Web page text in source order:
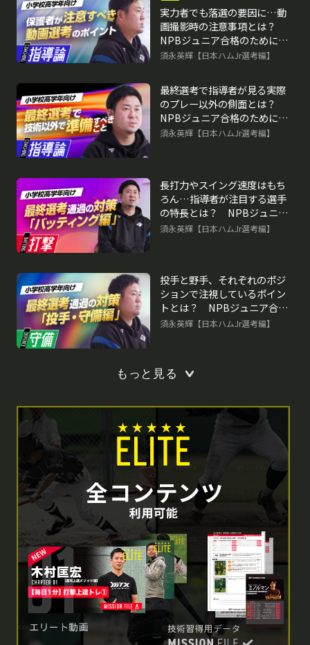
実力者でも落選の要因に…動
画撮影時の注意事項とは？
NPBジュニア合格のために必
要な準備
須永英輝【日本ハムJr選考編】
最終選考で指導者が見る実際
のプレー以外の側面とは？
NPBジュニア合格のために必
要な準備
須永英輝【日本ハムJr選考編】
長打力やスイング速度はもち
ろん…指導者が注目する選手
の特長とは？ NPBジュニア
合格のために必要な準備
須永英輝【日本ハムJr選考編】
投手と野手、それぞれのポジ
ションで注視しているポイン
トとは？ NPBジュニア合格
のために必要な準備
須永英輝【日本ハムJr選考編】
もっと見る